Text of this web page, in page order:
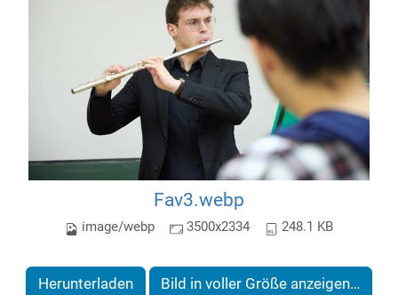
Fav3.webp
image/webp 3500x2334 248.1 KB
Herunterladen Bild in voller Größe anzeigen…